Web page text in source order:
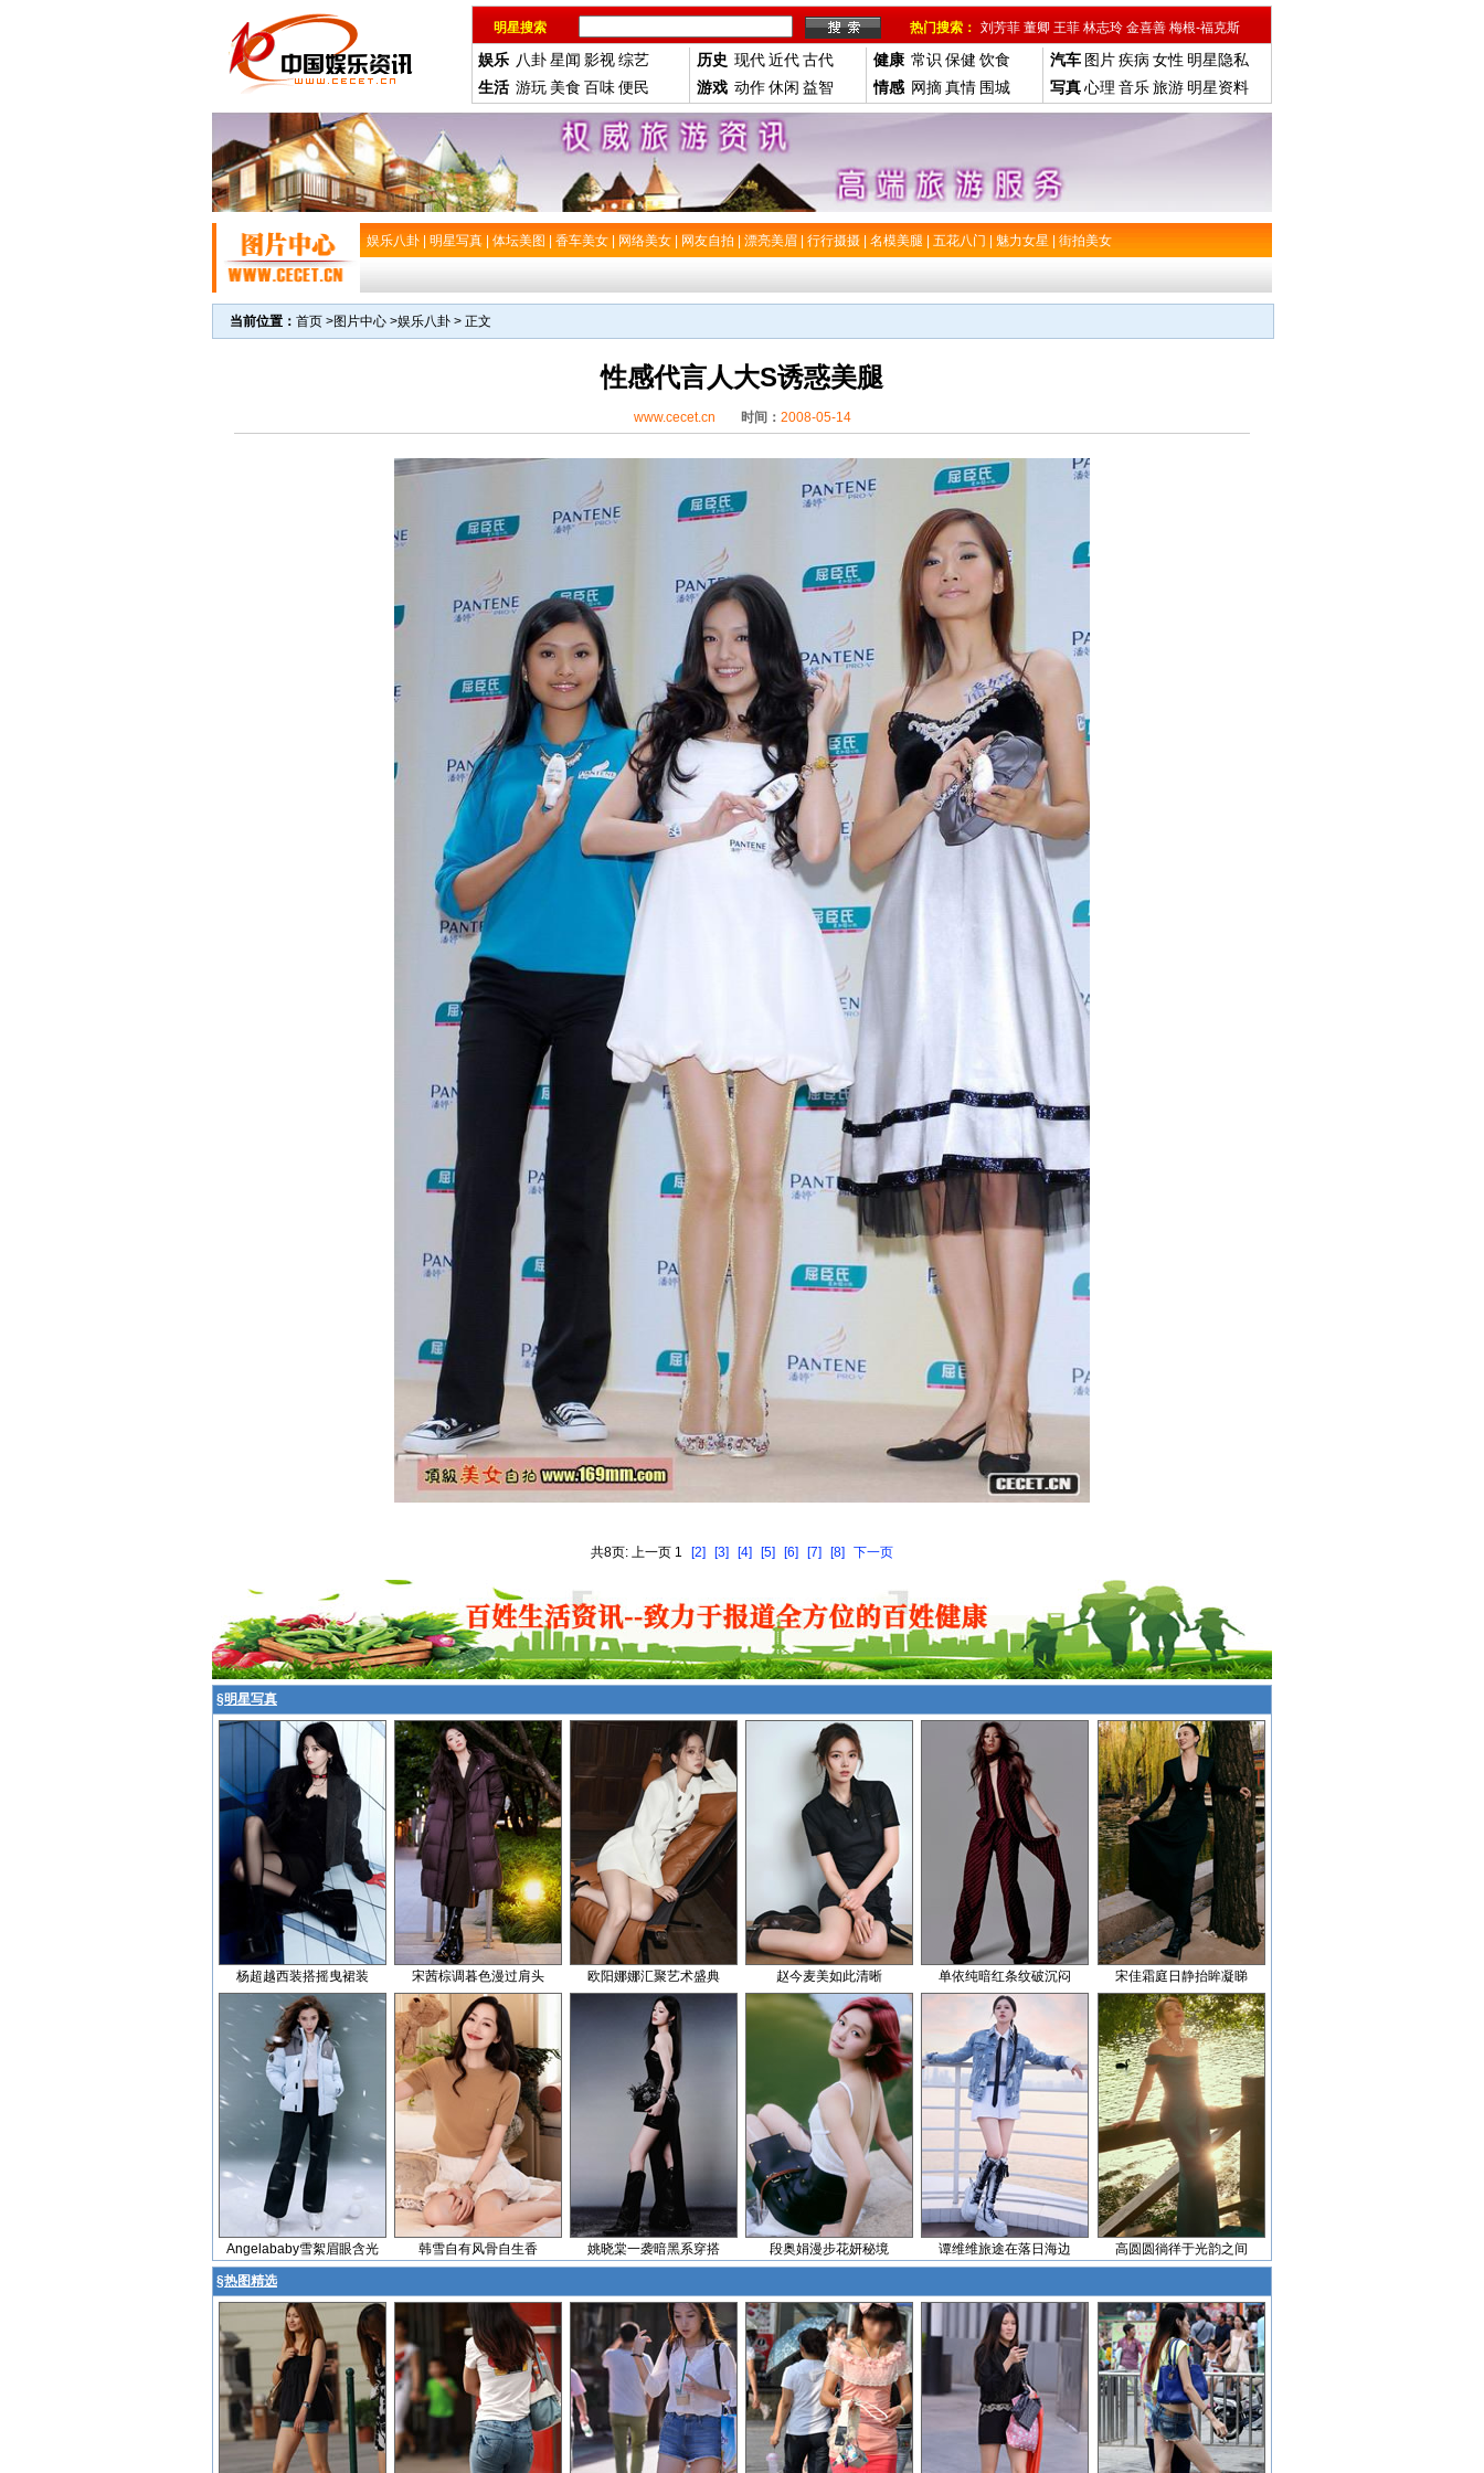
明星搜索 热门搜索： 刘芳菲 董卿 王菲 林志玲 金喜善 梅根-福克斯
娱乐 八卦星闻 影视综艺
生活 游玩 美食 百味便民
历史 现代近代古代
游戏 动作休闲 益智
健康 常识 保健 饮食
情感 网摘真情 围城
汽车 图片疾病 女性 明星隐私
写真心理 音乐旅游 明星资料
娱乐八卦 明星写真 体坛美图 香车美女 网络美女 网友自拍 漂亮美眉 行行摄摄 名模美腿 五花八门 魅力女星 街拍美女
当前位置： 首页 >图片中心 >娱乐八卦 > 正文
性感代言人大S诱惑美腿
www.cecet.cn 时间： 2008-05-14
共8页: 上一页 1 [2] [3] [4] [5] [6] [7] [8] 下一页
§明星写真
杨超越西装搭摇曳裙装 宋茜棕调暮色漫过肩头 欧阳娜娜汇聚艺术盛典 赵今麦美如此清晰 单依纯暗红条纹破沉闷 宋佳霜庭日静抬眸凝睇
Angelababy雪絮眉眼含光 韩雪自有风骨自生香 姚晓棠一袭暗黑系穿搭 段奥娟漫步花妍秘境 谭维维旅途在落日海边 高圆圆徜徉于光韵之间
§热图精选